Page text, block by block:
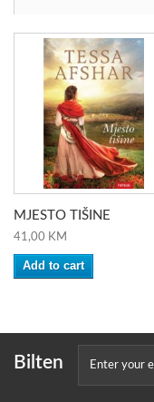
MJESTO TIŠINE
41,00 KM
Add to cart
Bilten